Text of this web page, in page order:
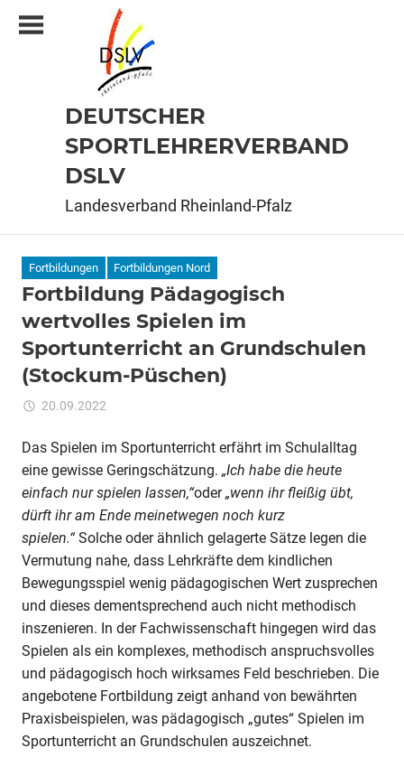
Inhalt
DEUTSCHER
SPORTLEHRERVERBAND
DSLV
Landesverband Rheinland-Pfalz
Fortbildungen Fortbildungen Nord
Fortbildung Pädagogisch
wertvolles Spielen im
Sportunterricht an Grundschulen
(Stockum-Püschen)
20.09.2022
Pädagogisch
wertvolles
Spielen
Sportunterricht
an
Grundschulen
(Stockum-
Püschen)
Das Spielen im Sportunterricht erfährt im Schulalltag
eine gewisse Geringschätzung. „Ich habe die heute
einfach nur spielen lassen,“oder„wenn ihr fleißig übt,
dürft ihr am Ende meinetwegen noch kurz
spielen.“Solche oder ähnlich gelagerte Sätze legen die
Vermutung nahe, dass Lehrkräfte dem kindlichen
Bewegungsspiel wenig pädagogischen Wert zusprechen
und dieses dementsprechend auch nicht methodisch
inszenieren. In der Fachwissenschaft hingegen wird das
Spielen als ein komplexes, methodisch anspruchsvolles
und pädagogisch hoch wirksames Feld beschrieben. Die
angebotene Fortbildung zeigt anhand von bewährten
Praxisbeispielen, was pädagogisch „gutes“ Spielen im
Sportunterricht an Grundschulen auszeichnet.